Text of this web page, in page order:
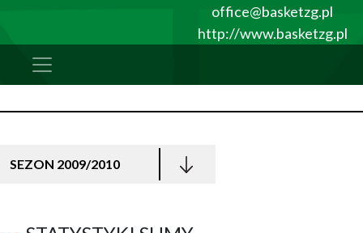
office@basketzg.pl
http://www.basketzg.pl
SEZON 2009/2010